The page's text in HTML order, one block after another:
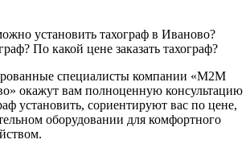
установить тахограф в Иваново?
По какой цене заказать тахограф?
специалисты компании «М2М
окажут вам полноценную консультацию
установить, сориентируют вас по цене,
оборудовании для комфортного